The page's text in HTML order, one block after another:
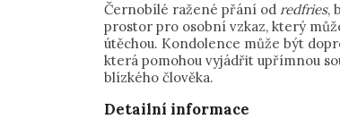
Černobílé ražené přání odredfries,
prostor pro osobní vzkaz, který
útěchou. Kondolence může být
která pomohou vyjádřit upřímnou
blízkého člověka.
Detailní informace